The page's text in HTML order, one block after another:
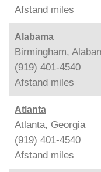
Afstand miles
Alabama
Birmingham,
(919) 401-4540
Afstand miles
Atlanta
Atlanta, Georgia
(919) 401-4540
Afstand miles